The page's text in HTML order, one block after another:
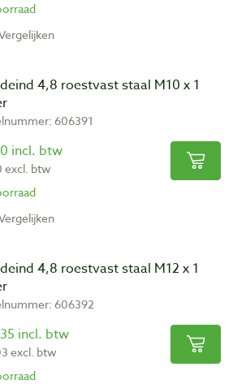
4,8 roestvast staal M10 x 1
606391
incl. btw
excl. btw
4,8 roestvast staal M12 x 1
606392
incl. btw
excl. btw